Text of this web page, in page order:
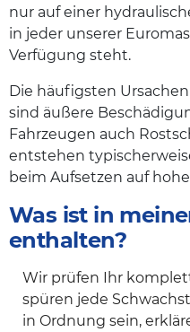
nur auf einer
in jeder unserer
Verfügung steht.
Die häufigsten
sind äußere
Fahrzeugen auch
entstehen
beim Aufsetzen auf
Was ist in
enthalten?
Wir prüfen Ihr
spüren jede
in Ordnung sein,